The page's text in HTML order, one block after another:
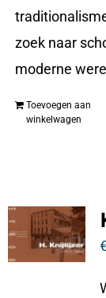
zoek naar
moderne
Toevoegen aan
winkelwagen